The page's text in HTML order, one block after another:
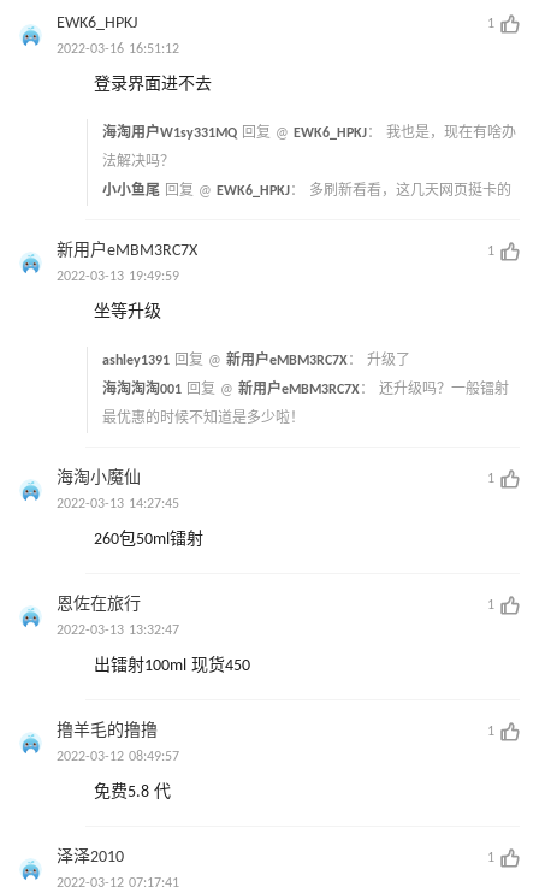
EWK6_HPKJ
1
2022-03-16 16:51:12
登录界面进不去
海淘用户W1sy331MQ 回复 @ EWK6_HPKJ： 我也是，现在有啥办
法解决吗？
小小鱼尾 回复 @ EWK6_HPKJ： 多刷新看看，这几天网页挺卡的
新用户eMBM3RC7X
1
2022-03-13 19:49:59
坐等升级
ashley1391 回复 @ 新用户eMBM3RC7X： 升级了
海淘淘淘001 回复 @ 新用户eMBM3RC7X： 还升级吗？一般镭射
最优惠的时候不知道是多少啦！
海淘小魔仙
1
2022-03-13 14:27:45
260包50ml镭射
恩佐在旅行
1
2022-03-13 13:32:47
出镭射100ml 现货450
撸羊毛的撸撸
1
2022-03-12 08:49:57
免费5.8 代
泽泽2010
1
2022-03-12 07:17:41